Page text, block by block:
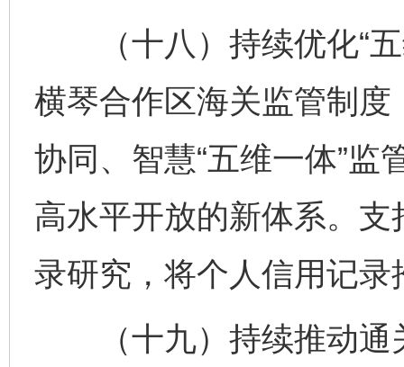
（十八）持续优化“五
横琴合作区海关监管制
协同、智慧“五维一体”监
高水平开放的新体系。
录研究，将个人信用记
（十九）持续推动通